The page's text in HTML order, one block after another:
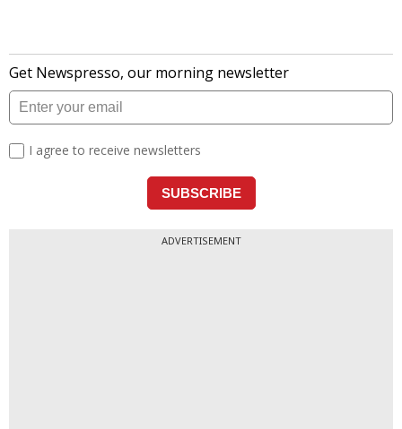
ADVERTISEMENT